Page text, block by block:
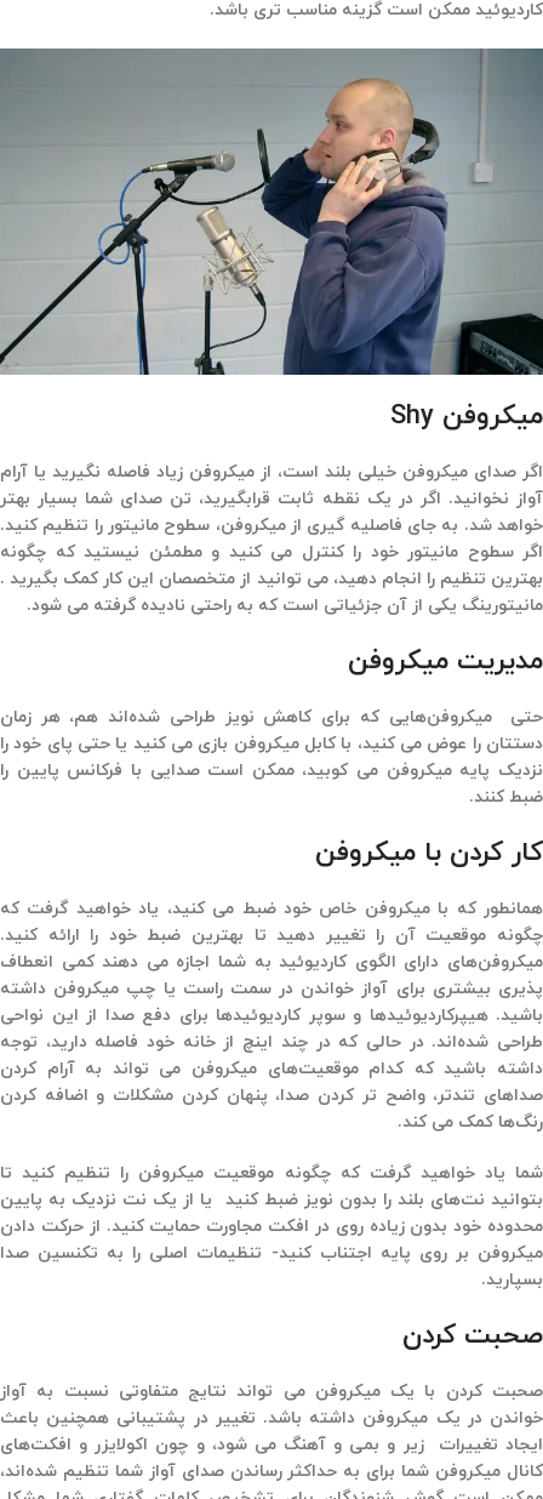
کاردیوئید ممکن است گزینه مناسب تری باشد.
میکروفن Shy
اگر صدای میکروفن خیلی بلند است، از میکروفن زیاد فاصله نگیرید یا آرام
آواز نخوانید. اگر در یک نقطه ثابت قرابگیرید، تن صدای شما بسیار بهتر
خواهد شد. به جای فاصلیه گیری از میکروفن، سطوح مانیتور را تنظیم کنید.
اگر سطوح مانیتور خود را کنترل می کنید و مطمئن نیستید که چگونه
بهترین تنظیم را انجام دهید، می توانید از متخصصان این کار کمک بگیرید .
مانیتورینگ یکی از آن جزئیاتی است که به راحتی نادیده گرفته می شود.
مدیریت میکروفن
حتی میکروفن‌هایی که برای کاهش نویز طراحی شده‌اند هم، هر زمان
دستتان را عوض می کنید، با کابل میکروفن بازی می کنید یا حتی پای خود را
نزدیک پایه میکروفن می کوبید، ممکن است صدایی با فرکانس پایین را
ضبط کنند.
کار کردن با میکروفن
همانطور که با میکروفن خاص خود ضبط می کنید، یاد خواهید گرفت که
چگونه موقعیت آن را تغییر دهید تا بهترین ضبط خود را ارائه کنید.
میکروفن‌های دارای الگوی کاردیوئید به شما اجازه می دهند کمی انعطاف
پذیری بیشتری برای آواز خواندن در سمت راست یا چپ میکروفن داشته
باشید. هیپرکاردیوئیدها و سوپر کاردیوئیدها برای دفع صدا از این نواحی
طراحی شده‌اند. در حالی که در چند اینچ از خانه خود فاصله دارید، توجه
داشته باشید که کدام موقعیت‌های میکروفن می تواند به آرام کردن
صداهای تندتر، واضح تر کردن صدا، پنهان کردن مشکلات و اضافه کردن
رنگ‌ها کمک می کند.
شما یاد خواهید گرفت که چگونه موقعیت میکروفن را تنظیم کنید تا
بتوانید نت‌های بلند را بدون نویز ضبط کنید یا از یک نت نزدیک به پایین
محدوده خود بدون زیاده روی در افکت مجاورت حمایت کنید. از حرکت دادن
میکروفن بر روی پایه اجتناب کنید- تنظیمات اصلی را به تکنسین صدا
بسپارید.
صحبت کردن
صحبت کردن با یک میکروفن می تواند نتایج متفاوتی نسبت به آواز
خواندن در یک میکروفن داشته باشد. تغییر در پشتیبانی همچنین باعث
ایجاد تغییرات زیر و بمی و آهنگ می شود، و چون اکولایزر و افکت‌های
کانال میکروفن شما برای به حداکثر رساندن صدای آواز شما تنظیم شده‌اند،